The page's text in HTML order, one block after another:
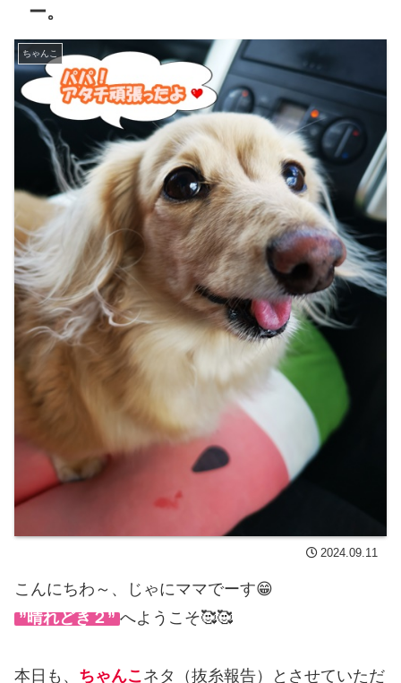
ー。
ちゃんこ
2024.09.11
こんにちわ～、じゃにママでーす😁
”晴れどき２” へようこそ🥰🥰
本日も、 ちゃんこ ネタ（抜糸報告）とさせていただ